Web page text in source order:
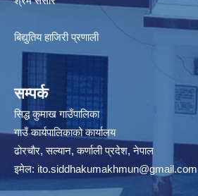
बिद्युतिय हाजिरी प्रणाली
सम्पर्क
सिद्ध कुमाख गाउँपालिका
गाउँ कार्यपालिकाको कार्यालय
ढोरचौर, सल्यान, कर्णाली प्रदेश, नेपाल
इमेल: ito.siddhakumakhmun@gmail.com